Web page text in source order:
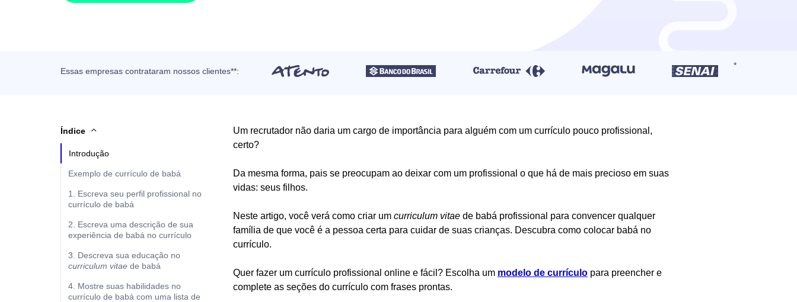
Essas empresas contrataram nossos clientes**:
Índice
Introdução
Exemplo de currículo de babá
1. Escreva seu perfil profissional no
currículo de babá
2. Escreva uma descrição de sua
experiência de babá no currículo
3. Descreva sua educação no
curriculum vitae de babá
4. Mostre suas habilidades no
currículo de babá com uma lista de
Um recrutador não daria um cargo de importância para alguém com um currículo pouco profissional,
certo?
Da mesma forma, pais se preocupam ao deixar com um profissional o que há de mais precioso em suas
vidas: seus filhos.
Neste artigo, você verá como criar um curriculum vitae de babá profissional para convencer qualquer
família de que você é a pessoa certa para cuidar de suas crianças. Descubra como colocar babá no
currículo.
Quer fazer um currículo profissional online e fácil? Escolha um modelo de currículo para preencher e
complete as seções do currículo com frases prontas.